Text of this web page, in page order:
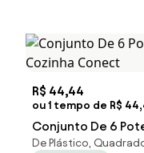
R$ 44,44
ou 1 tempo de R$
Conjunto De 6
Cozinha Conect
De Plástico,